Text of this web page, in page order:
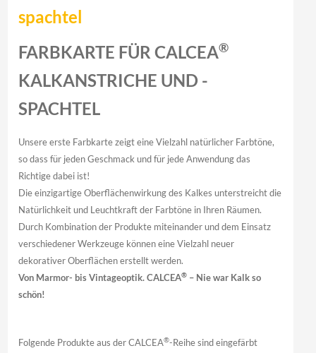
spachtel
FARBKARTE FÜR CALCEA®
KALKANSTRICHE UND -
SPACHTEL
Unsere erste Farbkarte zeigt eine Vielzahl natürlicher Farbtöne,
so dass für jeden Geschmack und für jede Anwendung das
Richtige dabei ist!
Die einzigartige Oberflächenwirkung des Kalkes unterstreicht die
Natürlichkeit und Leuchtkraft der Farbtöne in Ihren Räumen.
Durch Kombination der Produkte miteinander und dem Einsatz
verschiedener Werkzeuge können eine Vielzahl neuer
dekorativer Oberflächen erstellt werden.
Von Marmor- bis Vintageoptik. CALCEA® – Nie war Kalk so
schön!
Folgende Produkte aus der CALCEA®-Reihe sind eingefärbt